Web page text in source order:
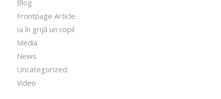
Blog
Frontpage Article
Ia în grijă un copil
Media
News
Uncategorized
Video